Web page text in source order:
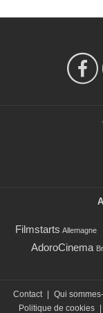
Filmstarts Allemagne
AdoroCinema
Contact | Qui
Politique de cookies |